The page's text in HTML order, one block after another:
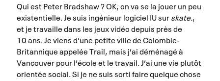
Qui est Peter Bradshaw ? OK, on va se la jouer un peu
existentielle. Je suis ingénieur logiciel IU surskate.,
et je travaille dans les jeux vidéo depuis près de
10 ans. Je viens d’une petite ville de Colombie-
Britannique appelée Trail, mais j’ai déménagé à
Vancouver pour l’école et le travail. J’ai une vie plutôt
orientée social. Si je ne suis sorti faire quelque chose